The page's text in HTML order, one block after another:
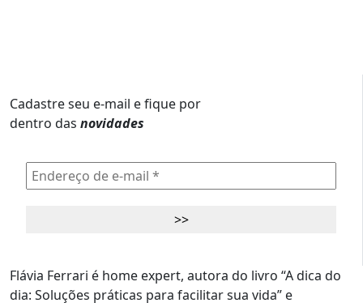
Cadastre seu e-mail e fique por
dentro das novidades
Flávia Ferrari é home expert, autora do livro “A dica do
dia: Soluções práticas para facilitar sua vida” e